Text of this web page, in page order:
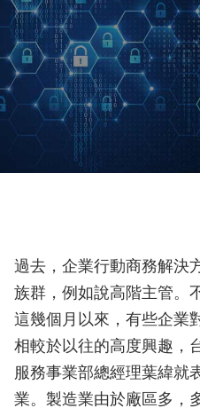
過去，企業行動商務解決
族群，例如說高階主管。
這幾個月以來，有些企業
相較於以往的高度興趣，
服務事業部總經理葉緯就
業。製造業由於廠區多，